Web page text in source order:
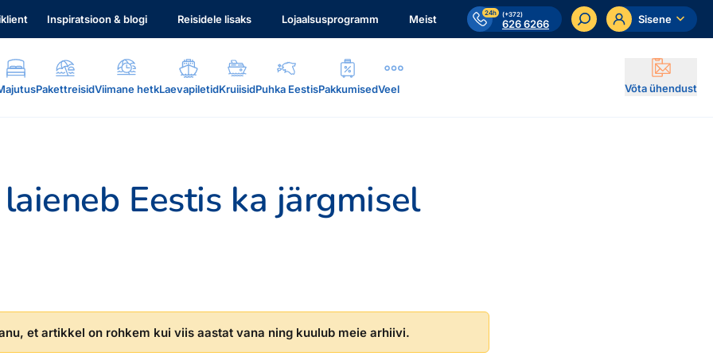
Inspiratsioon & blogi Reisidele lisaks Lojaalsusprogramm Meist 24h (+372)
626 6266 Sisene
PakettreisidViimane hetkLaevapiletidKruiisidPuhka EestisPakkumisedVeel Võta ühendust
Eestis ka järgmisel
et artikkel on rohkem kui viis aastat vana ning kuulub meie arhiivi.